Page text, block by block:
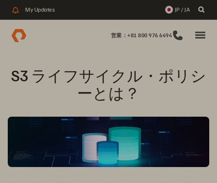
My Updates JP / JA
営業：+81 800 976 6494
S3 ライフサイクル・ポリシ
ーとは？